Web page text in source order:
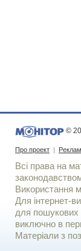
©
Про проект |
Всі права на
Використання
Для iнтернет-
для пошукових
виключно в
Матеріали з